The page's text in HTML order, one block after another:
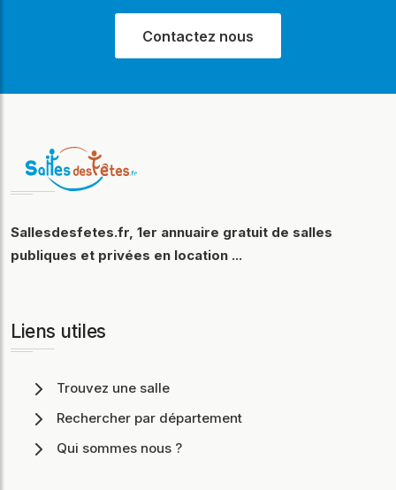
Contactez nous
Sallesdesfetes.fr, 1er annuaire gratuit de salles
publiques et privées en location ...
Liens utiles
Trouvez une salle
Rechercher par département
Qui sommes nous ?